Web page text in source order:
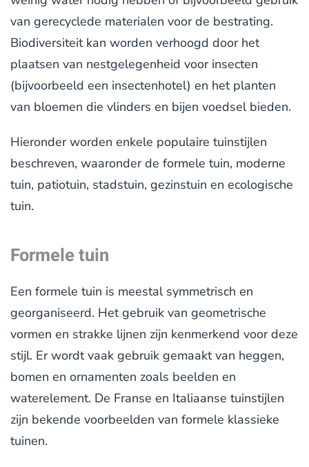
van gerecyclede materialen voor de bestrating.
Biodiversiteit kan worden verhoogd door het
plaatsen van nestgelegenheid voor insecten
(bijvoorbeeld een insectenhotel) en het planten
van bloemen die vlinders en bijen voedsel bieden.
Hieronder worden enkele populaire tuinstijlen
beschreven, waaronder de formele tuin, moderne
tuin, patiotuin, stadstuin, gezinstuin en ecologische
tuin.
Formele tuin
Een formele tuin is meestal symmetrisch en
georganiseerd. Het gebruik van geometrische
vormen en strakke lijnen zijn kenmerkend voor deze
stijl. Er wordt vaak gebruik gemaakt van heggen,
bomen en ornamenten zoals beelden en
waterelement. De Franse en Italiaanse tuinstijlen
zijn bekende voorbeelden van formele klassieke
tuinen.